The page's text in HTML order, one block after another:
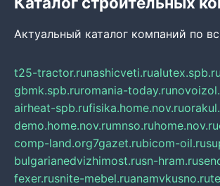
Актуальный каталог компаний по
t25-tractor.runashicveti.rualutex.spb.ru
gbmk.spb.ruromania-today.ru
airheat-spb.rufisika.home.nov.ru
demo.home.nov.rumnso.ruhome.nov.ru
comp-land.org7gazet.rubicom-oil.ru
bulgarianedvizhimost.rusn-hram.ru
fexer.rusnite-mebel.ruanamvkusno.ru